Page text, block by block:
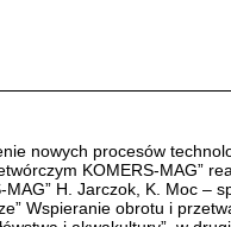
nowych procesów
KOMERS-MAG”
MAG” H. Jarczok, K. Moc –
Wspieranie obrotu i